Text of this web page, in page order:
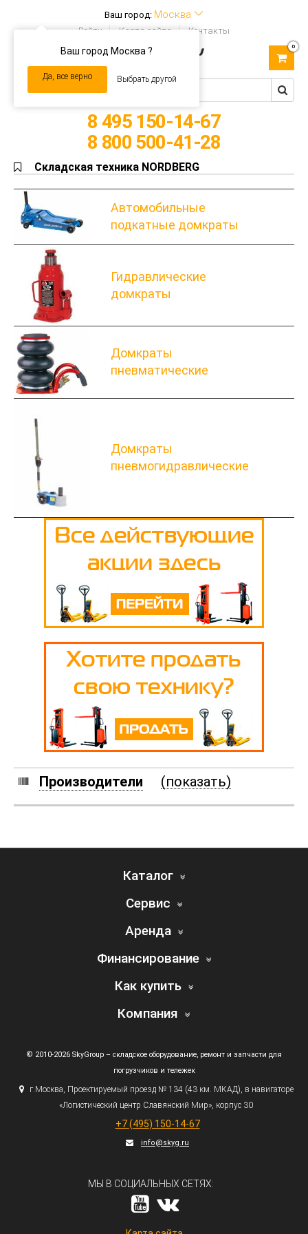
Ваш город: Москва
Ваш город Москва ?
Да, все верно Выбрать другой
Войти Карта сайта Контакты
navigation
0
8 495 150-14-67
8 800 500-41-28
Складская техника NORDBERG
Автомобильные
подкатные домкраты
Гидравлические
домкраты
Домкраты
пневматические
Домкраты
пневмогидравлические
Производители (показать)
Каталог
Сервис
Аренда
Финансирование
Как купить
Компания
© 2010-2026 SkyGroup – складское оборудование, ремонт и запчасти для
погрузчиков и тележек
г. Москва, Проектируемый проезд № 134 (43км. МКАД), в навигаторе
«Логистический центр Славянский Мир», корпус 30
+7 (495) 150-14-67
info@skyg.ru
МЫ В СОЦИАЛЬНЫХ СЕТЯХ: